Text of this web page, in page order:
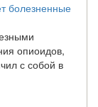
болезненные
опиоидов,
с собой в